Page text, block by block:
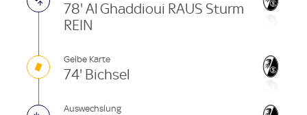
78' Al Ghaddioui RAUS Sturm
REIN
Gelbe Karte
74' Bichsel
Auswechslung